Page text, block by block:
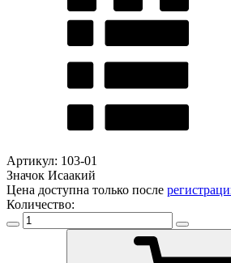
Артикул: 103-01
Значок Исаакий
Цена доступна только после
Количество: